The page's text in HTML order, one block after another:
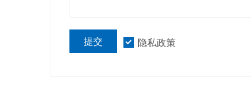
提交 隐私政策